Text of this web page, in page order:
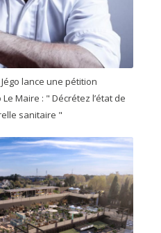
lance une pétition
Maire : " Décrétez l’état de
sanitaire "